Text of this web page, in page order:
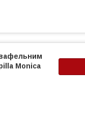
вафельним
Monica